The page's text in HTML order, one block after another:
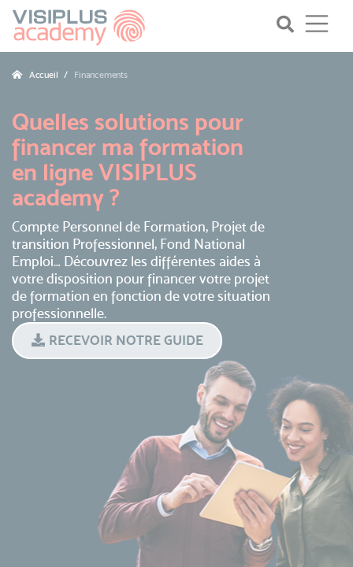
Accueil Financements
Quelles solutions pour
financer ma formation
en ligne VISIPLUS
academy ?
Compte Personnel de Formation, Projet de
transition Professionnel, Fond National
Emploi… Découvrez les différentes aides à
votre disposition pour financer votre projet
de formation en fonction de votre situation
professionnelle.
RECEVOIR NOTRE GUIDE